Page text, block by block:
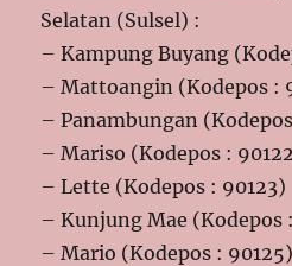
Selatan (Sulsel) :
– Kampung Buyang
– Mattoangin (Kodepos :
– Panambungan
– Mariso (Kodepos :
– Lette (Kodepos : 90123)
– Kunjung Mae (Kodepos
– Mario (Kodepos : 90125)